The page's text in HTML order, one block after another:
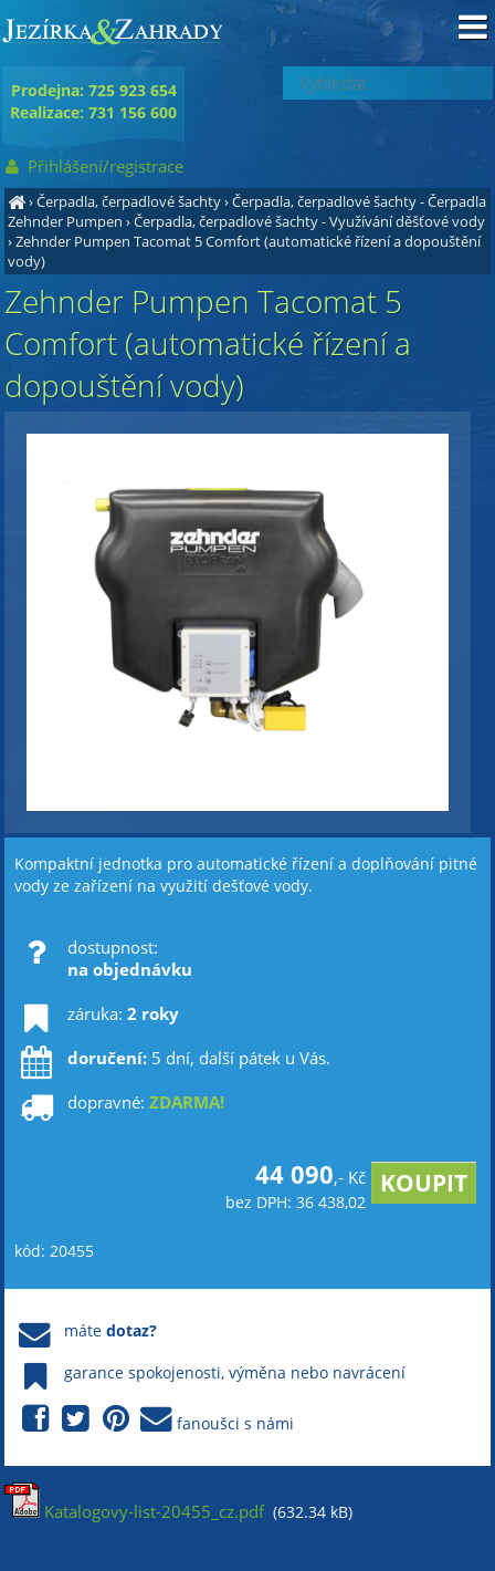
›Čerpadla, čerpadlové šachty›Čerpadla, čerpadlové šachty - Čerpadla
Zehnder Pumpen ›Čerpadla, čerpadlové šachty - Využívání děšťové vody
›Zehnder Pumpen Tacomat 5 Comfort (automatické řízení a dopouštění
vody)
Zehnder Pumpen Tacomat 5
Comfort (automatické řízení a
dopouštění vody)
Kompaktní jednotka pro automatické řízení a doplňování pitné
vody ze zařízení na využití dešťové vody.
dostupnost:
na objednávku
záruka: 2 roky
doručení: 5 dní, další pátek u Vás.
dopravné: ZDARMA!
44 090,- Kč
bez DPH: 36 438,02
kód: 20455
mátedotaz?
garance spokojenosti, výměna nebo navrácení
fanoušci s námi
Katalogovy-list-20455_cz.pdf (632.34 kB)
Prodejna: 725 923 654
Realizace: 731 156 600
Přihlášení/registrace